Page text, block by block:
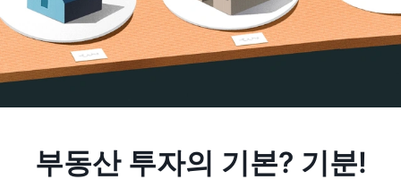
부동산 투자의 기본? 기분!